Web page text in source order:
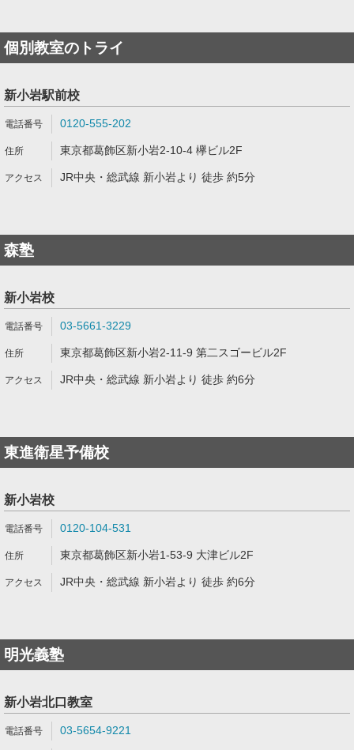
個別教室のトライ
新小岩駅前校
0120-555-202
東京都葛飾区新小岩2-10-4 欅ビル2F
JR中央・総武線 新小岩より 徒歩 約5分
森塾
新小岩校
03-5661-3229
東京都葛飾区新小岩2-11-9 第二スゴービル2F
JR中央・総武線 新小岩より 徒歩 約6分
東進衛星予備校
新小岩校
0120-104-531
東京都葛飾区新小岩1-53-9 大津ビル2F
JR中央・総武線 新小岩より 徒歩 約6分
明光義塾
新小岩北口教室
03-5654-9221